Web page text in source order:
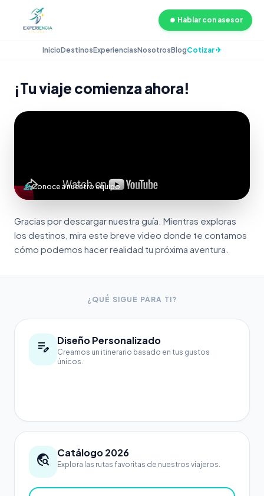
Hablar con asesor
InicioDestinosExperienciasNosotrosBlogCotizar ✈
¡Tu viaje comienza ahora!
groupConoce a nuestro equipo
Gracias por descargar nuestra guía. Mientras exploras
los destinos, mira este breve video donde te contamos
cómo podemos hacer realidad tu próxima aventura.
¿QUÉ SIGUE PARA TI?
edit_note Diseño Personalizado
Creamos un itinerario basado en tus gustos
únicos.
travel_explore Catálogo 2026
Explora las rutas favoritas de nuestros viajeros.